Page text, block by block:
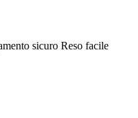
sicuro Reso facile